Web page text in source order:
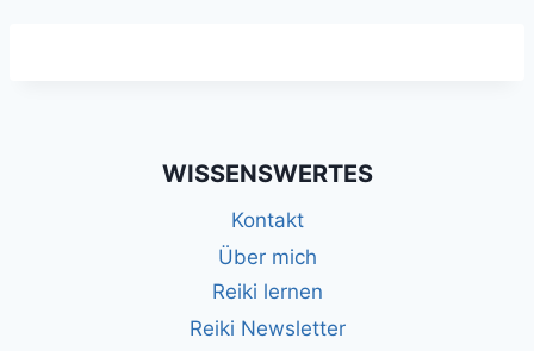
WISSENSWERTES
Kontakt
Über mich
Reiki lernen
Reiki Newsletter